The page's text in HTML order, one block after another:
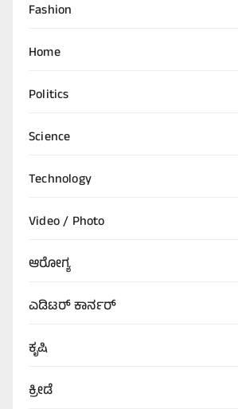
Fashion
Home
Politics
Science
Technology
Video / Photo
ಆರೋಗ್ಯ
ಎಡಿಟರ್‌ ಕಾರ್ನರ್
ಕೃಷಿ
ಕ್ರೀಡೆ